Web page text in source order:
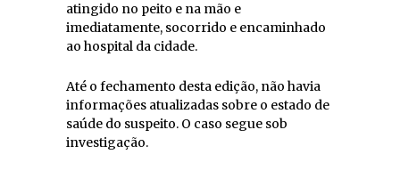
atingido no peito e na mão e
imediatamente, socorrido e encaminhado
ao hospital da cidade.
Até o fechamento desta edição, não havia
informações atualizadas sobre o estado de
saúde do suspeito. O caso segue sob
investigação.